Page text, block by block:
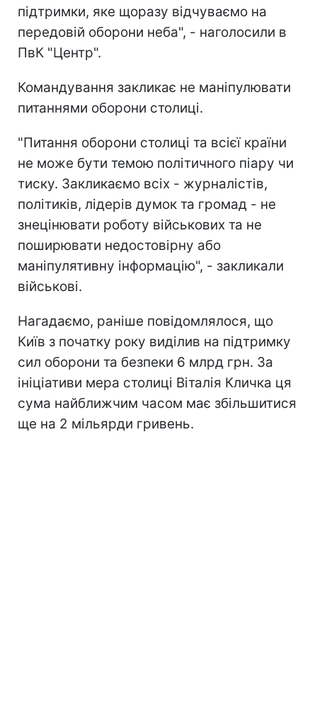
підтримки, яке щоразу відчуваємо на
передовій оборони неба", - наголосили в
ПвК "Центр".
Командування закликає не маніпулювати
питаннями оборони столиці.
"Питання оборони столиці та всієї країни
не може бути темою політичного піару чи
тиску. Закликаємо всіх - журналістів,
політиків, лідерів думок та громад - не
знецінювати роботу військових та не
поширювати недостовірну або
маніпулятивну інформацію", - закликали
військові.
Нагадаємо, раніше повідомлялося, що
Київ з початку року виділив на підтримку
сил оборони та безпеки 6 млрд грн. За
ініціативи мера столиці Віталія Кличка ця
сума найближчим часом має збільшитися
ще на 2 мільярди гривень.